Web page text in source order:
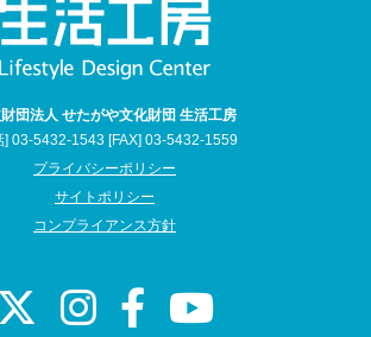
団法人 せたがや文化財団 生活工房
] 03-5432-1543 [FAX] 03-5432-1559
プライバシーポリシー
サイトポリシー
コンプライアンス方針